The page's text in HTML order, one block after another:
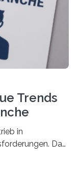
Trends
in
Das
Linnenbrink